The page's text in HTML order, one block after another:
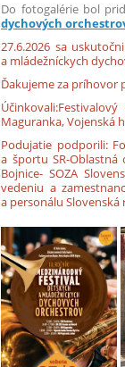
Do fotogalérie bol
dychových
27.6.2026 sa
a mládežníckych
Ďakujeme za príhovor
Maguranka, Vojenská
Podujatie podporili:
a športu SR-Oblastná
Bojnice- SOZA
vedeniu a
a personálu Slovenská